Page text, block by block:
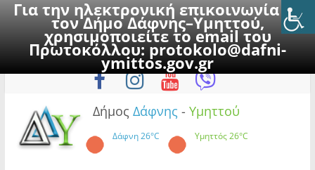
Για την ηλεκτρονική επικοινωνία με
τον Δήμο Δάφνης–Υμηττού,
χρησιμοποιείτε το email του
Πρωτοκόλλου:protokolo@dafni-
ymittos.gov.gr
to
Πέμπτη, 6 Αυγούστου 2026
Δήμος Δάφνης - Υμηττού
Δάφνη26°C Υμηττός26°C